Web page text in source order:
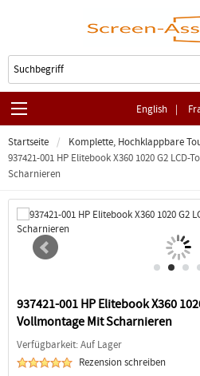
English |
Startseite
Komplette, Hochklappbare
937421-001 HP Elitebook X360 1020 G2
Scharnieren
937421-001 HP Elitebook X360
Vollmontage Mit Scharnieren
Verfügbarkeit: Auf Lager
Rezension schreiben